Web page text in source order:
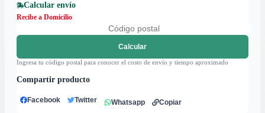
Calcular envío
Recibe a Domicilio
Calcular
Ingresa tu código postal para conocer el costo de envío y tiempo aproximado
Compartir producto
Facebook Twitter Whatsapp Copiar